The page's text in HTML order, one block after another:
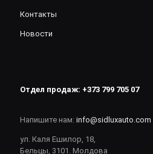
Контакты
Новости
Отдел продаж: +373 799 705 07
Напишите нам: info@sidluxauto.com
ул. Каля Ешилор, 18,
Бельцы, 3101. Молдова